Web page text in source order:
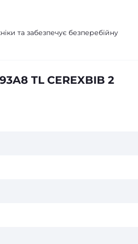
та забезпечує безперебійну
TL CEREXBIB 2